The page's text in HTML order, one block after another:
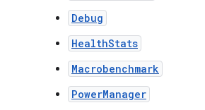
Debug
HealthStats
Macrobenchmark
PowerManager